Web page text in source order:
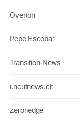
Overton
Pepe Escobar
Transition-News
uncutnews.ch
Zerohedge